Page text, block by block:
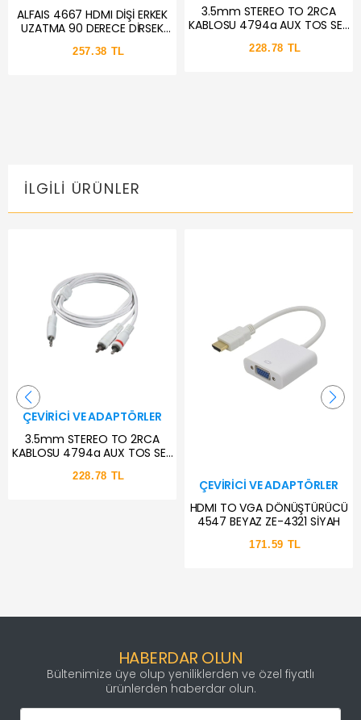
ALFAIS 4667 HDMI DİŞİ ERKEK
UZATMA 90 DERECE DİRSEK
257.38 TL
3.5mm STEREO TO 2RCA
KABLOSU 4794a AUX TOS SES
228.78 TL
İLGILI ÜRÜNLER
ÇEVIRICI VE ADAPTÖRLER
3.5mm STEREO TO 2RCA
KABLOSU 4794a AUX TOS SES
228.78 TL
ÇEVIRICI VE ADAPTÖRLER
HDMI TO VGA DÖNÜŞTÜRÜCÜ
4547 BEYAZ ZE-4321 SİYAH
171.59 TL
HABERDAR OLUN
Bültenimize üye olup yeniliklerden ve özel fiyatlı
ürünlerden haberdar olun.